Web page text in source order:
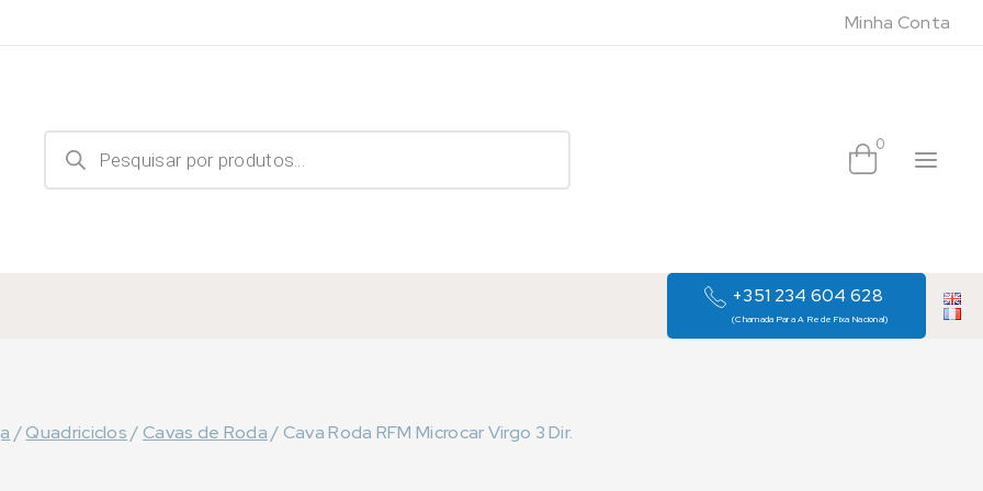
Minha Conta
Products
search 0
+351 234 604 628
(Chamada Para A Rede Fixa Nacional)
/Quadriciclos /Cavas de Roda /Cava Roda RFM Microcar Virgo 3 Dir.